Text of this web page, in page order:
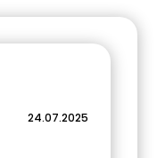
24.07.2025